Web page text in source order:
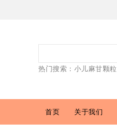
热门搜索： 小儿麻甘颗粒
首页 关于我们